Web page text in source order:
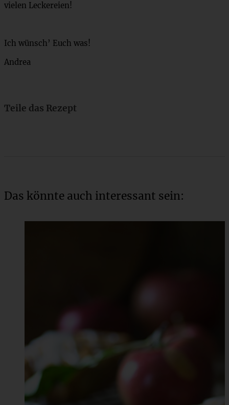
vielen Leckereien!
Ich wünsch’ Euch was!
Andrea
Teile das Rezept
Das könnte auch interessant sein: